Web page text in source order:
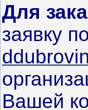
Для
заявку
Вашей